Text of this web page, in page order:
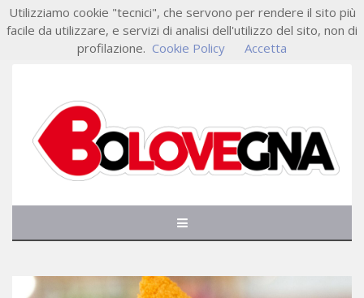
Utilizziamo cookie "tecnici", che servono per rendere il sito più
facile da utilizzare, e servizi di analisi dell'utilizzo del sito, non di
profilazione. Cookie Policy Accetta